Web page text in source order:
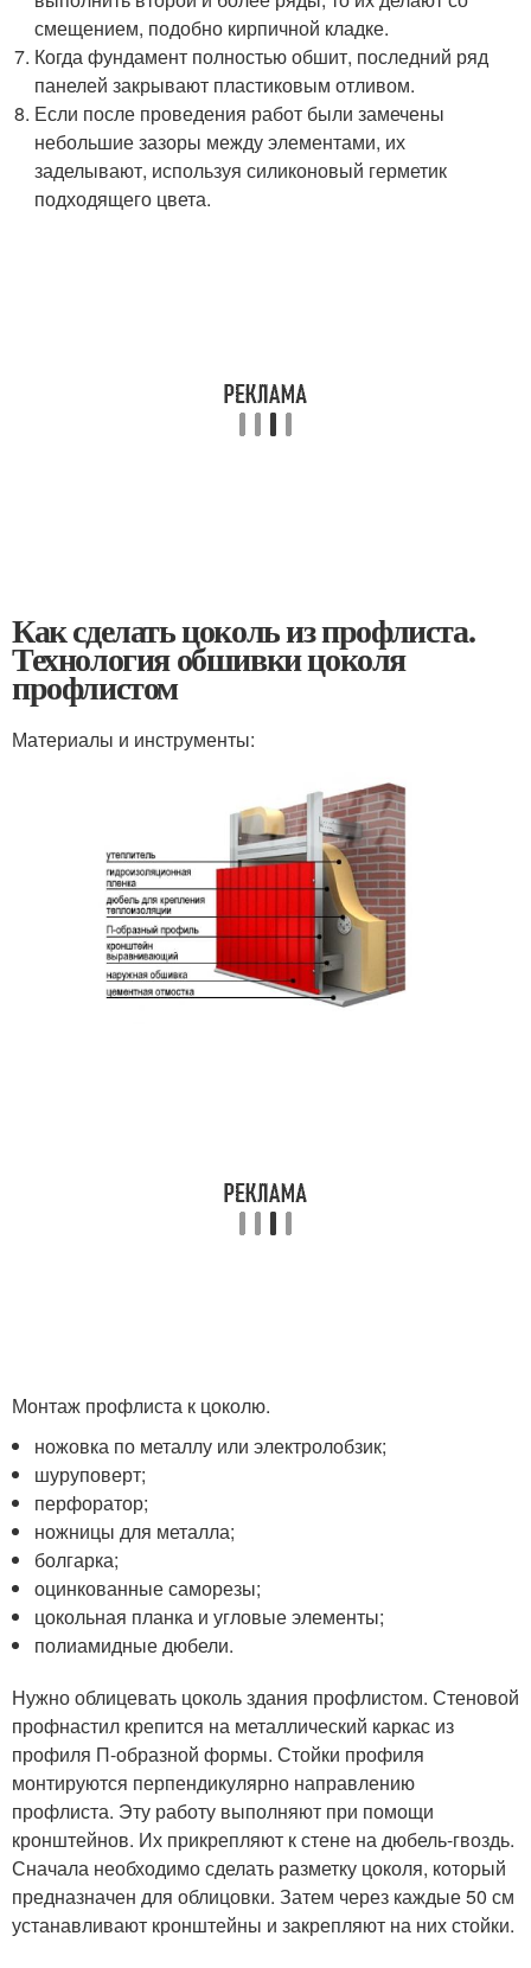
смещением, подобно кирпичной кладке.
Когда фундамент полностью обшит, последний ряд
панелей закрывают пластиковым отливом.
Если после проведения работ были замечены
небольшие зазоры между элементами, их
заделывают, используя силиконовый герметик
подходящего цвета.
Как сделать цоколь из профлиста.
Технология обшивки цоколя
профлистом
Материалы и инструменты:
Монтаж профлиста к цоколю.
ножовка по металлу или электролобзик;
шуруповерт;
перфоратор;
ножницы для металла;
болгарка;
оцинкованные саморезы;
цокольная планка и угловые элементы;
полиамидные дюбели.
Нужно облицевать цоколь здания профлистом. Стеновой
профнастил крепится на металлический каркас из
профиля П-образной формы. Стойки профиля
монтируются перпендикулярно направлению
профлиста. Эту работу выполняют при помощи
кронштейнов. Их прикрепляют к стене на дюбель-гвоздь.
Сначала необходимо сделать разметку цоколя, который
предназначен для облицовки. Затем через каждые 50 см
устанавливают кронштейны и закрепляют на них стойки.